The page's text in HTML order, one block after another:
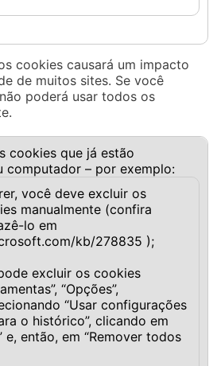
cookies causará um impacto
de muitos sites. Se você
poderá usar todos os
cookies que já estão
computador – por exemplo:
você deve excluir os
manualmente (confira
lo em
kb/278835 );
excluir os cookies
“Opções”,
“Usar configurações
o histórico”, clicando em
e, então, em “Remover todos